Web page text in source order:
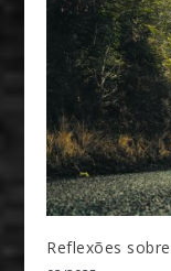
Reflexões